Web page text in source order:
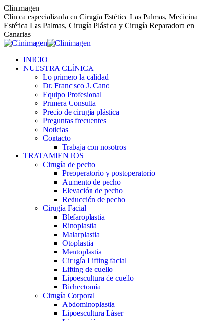
Saltar
al
contenido
Clinimagen
Clínica especializada en Cirugía Estética Las Palmas, Medicina
Estética Las Palmas, Cirugía Plástica y Cirugía Reparadora en
Canarias
INICIO
NUESTRA CLÍNICA
Lo primero la calidad
Dr. Francisco J. Cano
Equipo Profesional
Primera Consulta
Precio de cirugía plástica
Preguntas frecuentes
Noticias
Contacto
Trabaja con nosotros
TRATAMIENTOS
Cirugía de pecho
Preoperatorio y postoperatorio
Aumento de pecho
Elevación de pecho
Reducción de pecho
Cirugía Facial
Blefaroplastia
Rinoplastia
Malarplastia
Otoplastia
Mentoplastia
Cirugía Lifting facial
Lifting de cuello
Lipoescultura de cuello
Bichectomía
Cirugía Corporal
Abdominoplastia
Lipoescultura Láser